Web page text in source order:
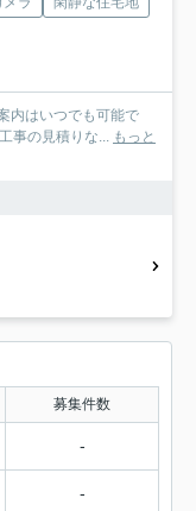
内はいつでも可能で
事の見積りな... もっと
募集件数
-
-